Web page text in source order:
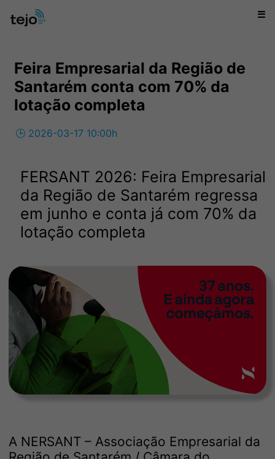
☰
Feira Empresarial da Região de
Santarém conta com 70% da
lotação completa
🕒 2026-03-17 10:00h
FERSANT 2026: Feira Empresarial
da Região de Santarém regressa
em junho e conta já com 70% da
lotação completa
A NERSANT – Associação Empresarial da